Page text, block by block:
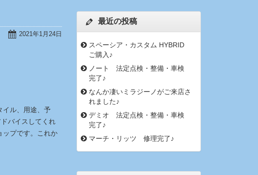
2021年1月24日
イル、用途、予
バイスしてくれ
ップです。これか
最近の投稿
スペーシア・カスタム HYBRID
ご購入♪
ノート 法定点検・整備・車検
完了♪
なんか凄いミラジーノがご来店さ
れました♪
デミオ 法定点検・整備・車検
完了♪
マーチ・リッツ 修理完了♪